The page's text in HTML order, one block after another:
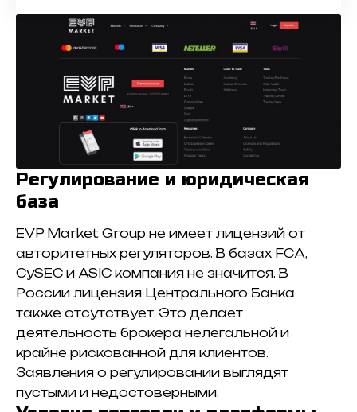
Регулирование и юридическая
база
EVP Market Group не имеет лицензий от
авторитетных регуляторов. В базах FCA,
CySEC и ASIC компания не значится. В
России лицензия Центрального Банка
также отсутствует. Это делает
деятельность брокера нелегальной и
крайне рискованной для клиентов.
Заявления о регулировании выглядят
пустыми и недостоверными.